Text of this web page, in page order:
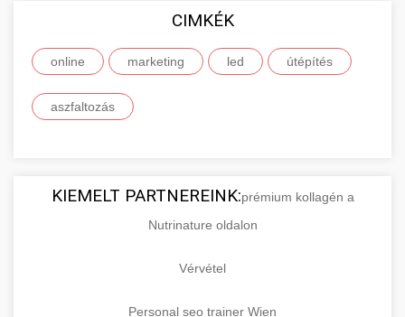
CIMKÉK
online marketing led útépítés
aszfaltozás
KIEMELT PARTNEREINK:prémium kollagén a
Nutrinature oldalon
Vérvétel
Personal seo trainer Wien